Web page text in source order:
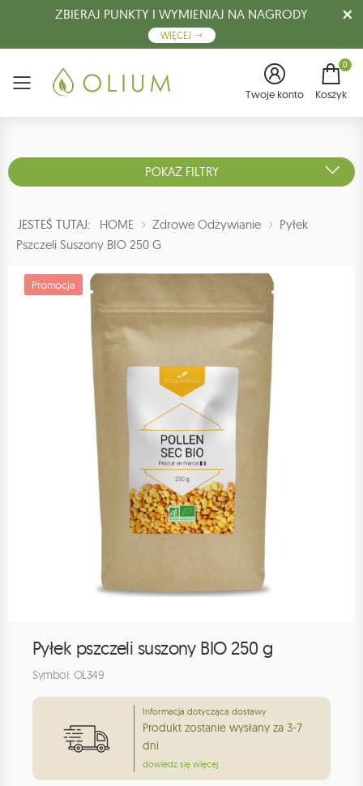
ZBIERAJ PUNKTY I WYMIENIAJ NA NAGRODY
WIĘCEJ
Menu Twoje konto
0
Koszyk
POKAŻ FILTRY
JESTEŚ TUTAJ: HOME Zdrowe Odżywianie
Pyłek
Pszczeli Suszony BIO 250 G
Promocja
Pyłek pszczeli suszony BIO 250 g
Symbol: OL349
Informacja dotycząca dostawy
Produkt zostanie wysłany za 3-7
dni
dowiedz się więcej